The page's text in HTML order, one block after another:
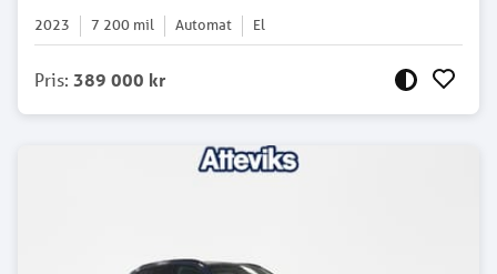
2023 7 200 mil Automat El
Pris: 389 000 kr